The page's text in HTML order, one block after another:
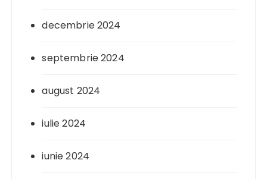
decembrie 2024
septembrie 2024
august 2024
iulie 2024
iunie 2024